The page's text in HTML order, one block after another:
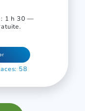
: 1 h 30 —
58